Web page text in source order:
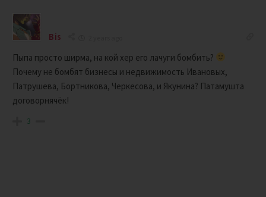
Bis
Пыпа просто ширма, на кой хер его лачуги бомбить?
Почему не бомбят бизнесы и недвижимость Ивановых,
Патрушева, Бортникова, Черкесова, и Якунина? Патамушта
договорнячёк!
3